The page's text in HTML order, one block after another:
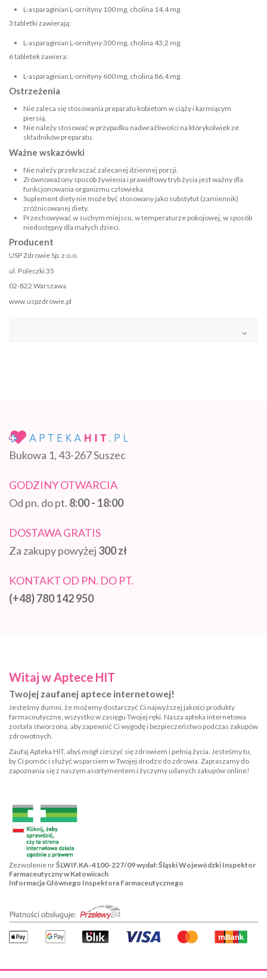
L-asparaginian L-ornityny 100 mg, cholina 14,4 mg.
3 tabletki zawierają:
L-asparaginian L-ornityny 300 mg, cholina 43,2 mg.
6 tabletek zawiera:
L-asparaginian L-ornityny 600 mg, cholina 86,4 mg.
Ostrzeżenia
Nie zaleca się stosowania preparatu kobietom w ciąży i karmiącym
piersią.
Nie należy stosować w przypadku nadwrażliwości na którykolwiek ze
składników preparatu.
Ważne wskazówki
Nie należy przekraczać zalecanej dziennej porcji.
Zrównoważony sposób żywienia i prawidłowy tryb życia jest ważny dla
funkcjonowania organizmu człowieka.
Suplement diety nie może być stosowany jako substytut (zamiennik)
zróżnicowanej diety.
Przechowywać w suchym miejscu, w temperaturze pokojowej, w sposób
niedostępny dla małych dzieci.
Producent
USP Zdrowie Sp. z o.o.
ul. Poleczki 35
02-822 Warszawa
www.uspzdrowie.pl
Bukowa 1, 43-267 Suszec
GODZINY OTWARCIA
Od pn. do pt. 8:00 - 18:00
DOSTAWA GRATIS
Za zakupy powyżej 300 zł
KONTAKT OD PN. DO PT.
(+48) 780 142 950
Witaj w Aptece HIT
Twojej zaufanej aptece internetowej!
Jesteśmy dumni, że możemy dostarczyć Ci najwyższej jakości produkty
farmaceutyczne, wszystko w zasięgu Twojej ręki. Nasza apteka internetowa
została stworzona, aby zapewnić Ci wygodę i bezpieczeństwo podczas zakupów
zdrowotnych.
Zaufaj Apteka HIT, abyś mógł cieszyć się zdrowiem i pełnią życia. Jesteśmy tu,
by Ci pomóc i służyć wsparciem w Twojej drodze do zdrowia. Zapraszamy do
zapoznania się z naszym asortymentem i życzymy udanych zakupów online!
Zezwolenie nrŚLWIF.KA-4100-227/09 wydał: Śląski Wojewódzki Inspektor
Farmaceutyczny w Katowicach
Informacja Głównego Inspektora Farmaceutycznego